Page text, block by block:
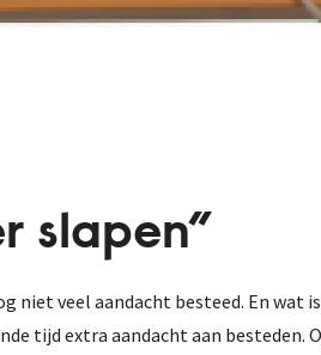
slapen”
niet veel aandacht besteed. En
tijd extra aandacht aan